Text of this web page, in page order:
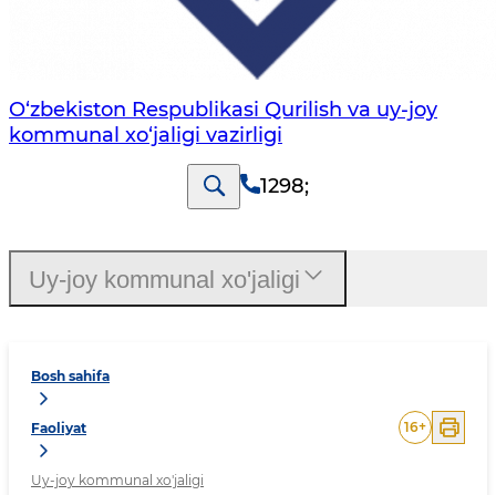
O‘zbekiston Respublikasi Qurilish va uy-joy
kommunal xo‘jaligi vazirligi
1298;
Bosh sahifa
Faoliyat
Uy-joy kommunal xo'jaligi
16+
Uy-joy kommunal xo'jaligi